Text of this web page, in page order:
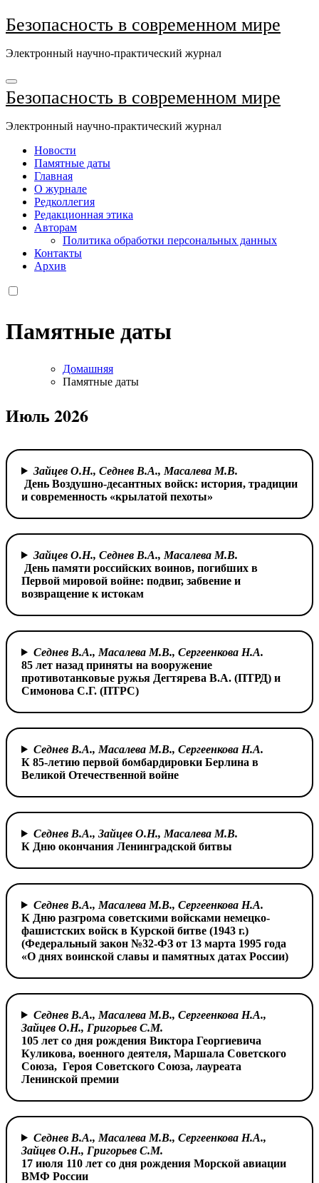
Перейти
к
Безопасность в современном мире
Электронный научно-практический журнал
Безопасность в современном мире
Электронный научно-практический журнал
Новости
Памятные даты
Главная
О журнале
Редколлегия
Редакционная этика
Авторам
Политика обработки персональных данных
Контакты
Архив
Памятные даты
Домашняя
Памятные даты
Июль 2026
Зайцев О.Н., Седнев В.А., Масалева М.В.
День Воздушно-десантных войск: история, традиции
и современность «крылатой пехоты»
Зайцев О.Н., Седнев В.А., Масалева М.В.
День памяти российских воинов, погибших в
Первой мировой войне: подвиг, забвение и
возвращение к истокам
Седнев В.А., Масалева М.В., Сергеенкова Н.А.
85 лет назад приняты на вооружение
противотанковые ружья Дегтярева В.А. (ПТРД) и
Симонова С.Г. (ПТРС)
Седнев В.А., Масалева М.В., Сергеенкова Н.А.
К 85-летию первой бомбардировки Берлина в
Великой Отечественной войне
Седнев В.А., Зайцев О.Н., Масалева М.В.
К Дню окончания Ленинградской битвы
Седнев В.А., Масалева М.В., Сергеенкова Н.А.
К Дню разгрома советскими войсками немецко-
фашистских войск в Курской битве (1943 г.)
(Федеральный закон №32-ФЗ от 13 марта 1995 года
«О днях воинской славы и памятных датах России)
Седнев В.А., Масалева М.В., Сергеенкова Н.А.,
Зайцев О.Н., Григорьев С.М.
105 лет со дня рождения Виктора Георгиевича
Куликова, военного деятеля, Маршала Советского
Союза, Героя Советского Союза, лауреата
Ленинской премии
Седнев В.А., Масалева М.В., Сергеенкова Н.А.,
Зайцев О.Н., Григорьев С.М.
17 июля 110 лет со дня рождения Морской авиации
ВМФ России